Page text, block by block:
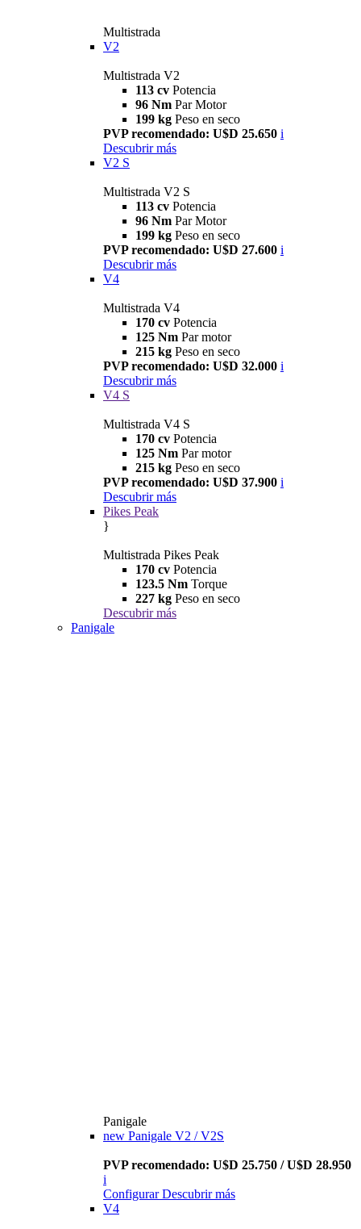
Multistrada
V2
Multistrada V2
113 cv Potencia
96 Nm Par Motor
199 kg Peso en seco
PVP recomendado: U$D 25.650 i
Descubrir más
V2 S
Multistrada V2 S
113 cv Potencia
96 Nm Par Motor
199 kg Peso en seco
PVP recomendado: U$D 27.600 i
Descubrir más
V4
Multistrada V4
170 cv Potencia
125 Nm Par motor
215 kg Peso en seco
PVP recomendado: U$D 32.000 i
Descubrir más
V4 S
Multistrada V4 S
170 cv Potencia
125 Nm Par motor
215 kg Peso en seco
PVP recomendado: U$D 37.900 i
Descubrir más
Pikes Peak
}
Multistrada Pikes Peak
170 cv Potencia
123.5 Nm Torque
227 kg Peso en seco
Descubrir más
Panigale
Panigale
new Panigale V2 / V2S
PVP recomendado: U$D 25.750 / U$D 28.950
i
Configurar Descubrir más
V4